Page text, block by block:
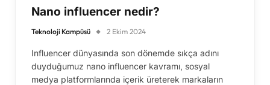
Nano influencer nedir?
Teknoloji Kampüsü 2 Ekim 2024
Influencer dünyasında son dönemde sıkça adını
duyduğumuz nano influencer kavramı, sosyal
medya platformlarında içerik üreterek markaların